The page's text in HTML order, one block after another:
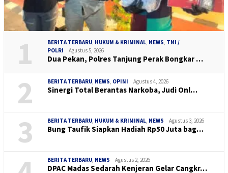
1 BERITA TERBARU, HUKUM & KRIMINAL, NEWS, TNI /
POLRI
Agustus 5, 2026
Dua Pekan, Polres Tanjung Perak Bongkar …
2 BERITA TERBARU, NEWS, OPINI Agustus 4, 2026
Sinergi Total Berantas Narkoba, Judi Onl…
3 BERITA TERBARU, HUKUM & KRIMINAL, NEWS Agustus 3, 2026
Bung Taufik Siapkan Hadiah Rp50 Juta bag…
BERITA TERBARU, NEWS Agustus 2, 2026
DPAC Madas Sedarah Kenjeran Gelar Cangkr…